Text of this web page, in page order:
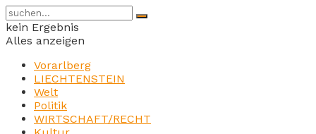
kein Ergebnis
Alles anzeigen
Vorarlberg
LIECHTENSTEIN
Welt
Politik
WIRTSCHAFT/RECHT